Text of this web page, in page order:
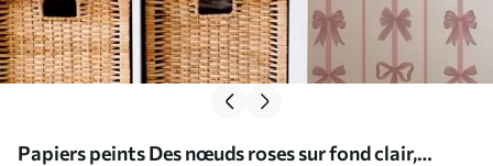
Papiers peints Des nœuds roses sur fond clair,